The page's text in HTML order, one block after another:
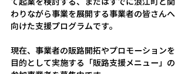
わりながら事業を展開する事業者の皆さんへ
向けた支援プログラムです。
現在、事業者の販路開拓やプロモーションを
目的として実施する「販路支援メニュー」の